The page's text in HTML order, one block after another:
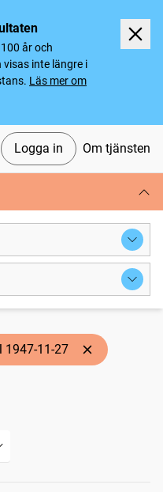
år och
inte längre i
Läs mer om
Logga in Om tjänsten
1947-11-27